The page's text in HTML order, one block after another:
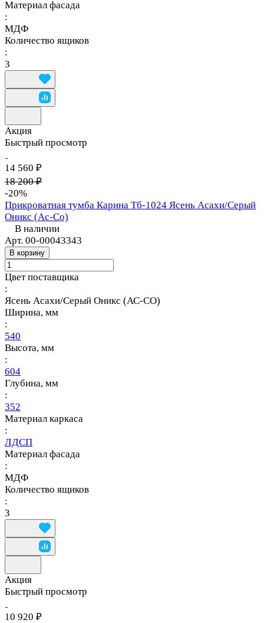
Материал фасада
:
МДФ
Количество ящиков
:
3
Акция
Быстрый просмотр
14 560 ₽
18 200 ₽
-20%
Прикроватная тумба Карина Тб-1024 Ясень Асахи/Серый
Оникс (Ас-Со)
В наличии
Арт. 00-00043343
В корзину
Цвет поставщика
:
Ясень Асахи/Серый Оникс (АС-СО)
Ширина, мм
:
540
Высота, мм
:
604
Глубина, мм
:
352
Материал каркаса
:
ЛДСП
Материал фасада
:
МДФ
Количество ящиков
:
3
Акция
Быстрый просмотр
10 920 ₽